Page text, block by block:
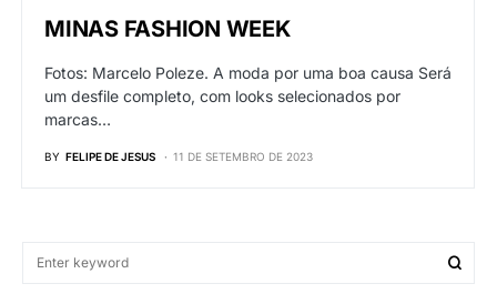
MINAS FASHION WEEK
Fotos: Marcelo Poleze. A moda por uma boa causa Será
um desfile completo, com looks selecionados por
marcas…
BY FELIPE DE JESUS 11 DE SETEMBRO DE 2023